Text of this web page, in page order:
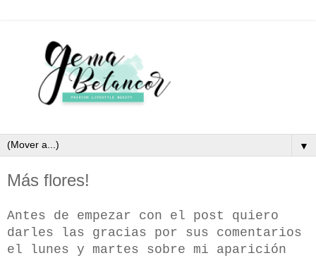
▼
Más flores!
Antes de empezar con el post quiero
darles las gracias por sus comentarios
el lunes y martes sobre mi aparición